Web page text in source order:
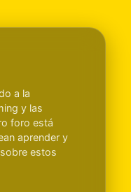
a la
y las
foro está
aprender y
estos